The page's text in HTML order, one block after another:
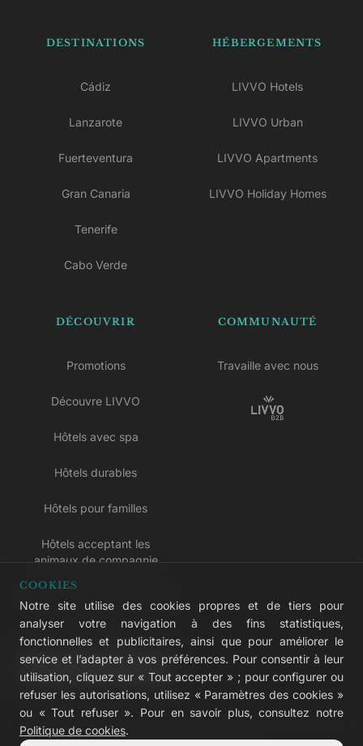
DESTINATIONS
Cádiz
Lanzarote
Fuerteventura
Gran Canaria
Tenerife
Cabo Verde
HÉBERGEMENTS
LIVVO Hotels
LIVVO Urban
LIVVO Apartments
LIVVO Holiday Homes
DÉCOUVRIR
Promotions
Découvre LIVVO
Hôtels avec spa
Hôtels durables
Hôtels pour familles
Hôtels acceptant les
animaux de compagnie
Hôtels tout compris
LIVVO Plus
COMMUNAUTÉ
Travaille avec nous
COOKIES
Notre site utilise des cookies propres et de tiers pour
analyser votre navigation à des fins statistiques,
fonctionnelles et publicitaires, ainsi que pour améliorer le
service et l’adapter à vos préférences. Pour consentir à leur
utilisation, cliquez sur « Tout accepter » ; pour configurer ou
refuser les autorisations, utilisez « Paramètres des cookies »
ou « Tout refuser ». Pour en savoir plus, consultez notre
Politique de cookies.